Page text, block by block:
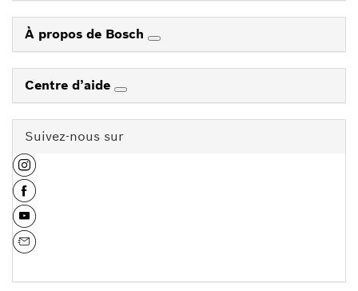
À propos de Bosch
Centre d’aide
Suivez-nous sur